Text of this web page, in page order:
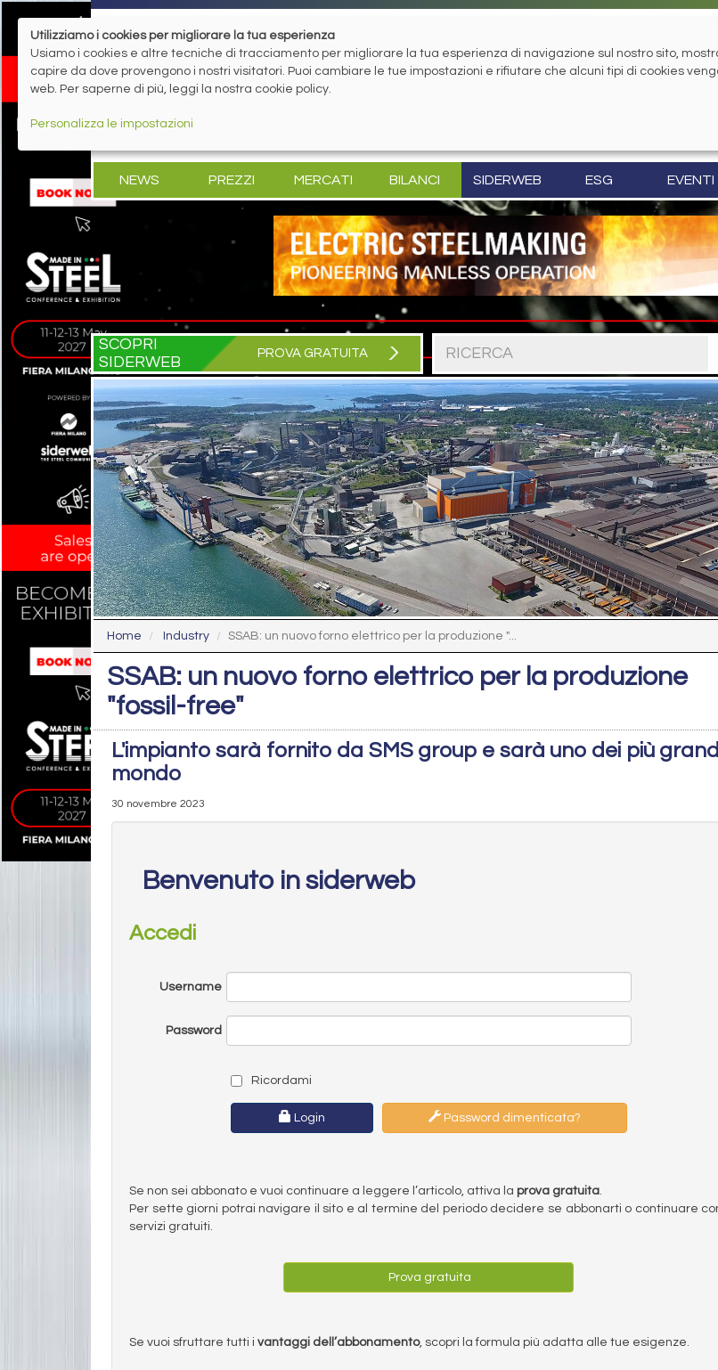
NEWS PREZZI MERCATI BILANCI SIDERWEB ESG EVENTI
SCOPRI
SIDERWEB
PROVA GRATUITA
Home Industry SSAB: un nuovo forno elettrico per la produzione "...
SSAB: un nuovo forno elettrico per la produzione
"fossil-free"
L'impianto sarà fornito da SMS group e sarà uno dei più
mondo
30 novembre 2023
Benvenuto in siderweb
Accedi
Username
Password
Ricordami
Login Password dimenticata?
Se non sei abbonato e vuoi continuare a leggere l’articolo, attiva la prova gratuita.
Per sette giorni potrai navigare il sito e al termine del periodo decidere se abbonarti o continuare
servizi gratuiti.
Prova gratuita
Se vuoi sfruttare tutti i vantaggi dell’abbonamento, scopri la formula più adatta alle tue esigenze.
Utilizziamo i cookies per migliorare la tua esperienza
Usiamo i cookies e altre tecniche di tracciamento per migliorare la tua esperienza di navigazione sul nostro sito,
capire da dove provengono i nostri visitatori. Puoi cambiare le tue impostazioni e rifiutare che alcuni tipi di cookies
web. Per saperne di più, leggi la nostra cookie policy.
Personalizza le impostazioni